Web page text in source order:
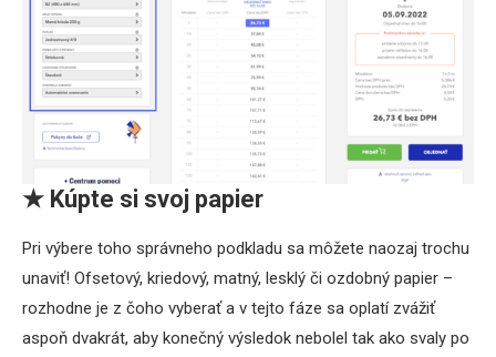
★ Kúpte si svoj papier
Pri výbere toho správneho podkladu sa môžete naozaj trochu
unaviť! Ofsetový, kriedový, matný, lesklý či ozdobný papier –
rozhodne je z čoho vyberať a v tejto fáze sa oplatí zvážiť
aspoň dvakrát, aby konečný výsledok nebolel tak ako svaly po